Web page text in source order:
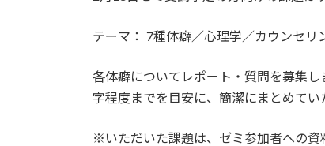
テーマ： 7種体癖／心理学／カウンセリ
各体癖についてレポート・質問を募集
字程度までを目安に、簡潔にまとめてい
※いただいた課題は、ゼミ参加者への資